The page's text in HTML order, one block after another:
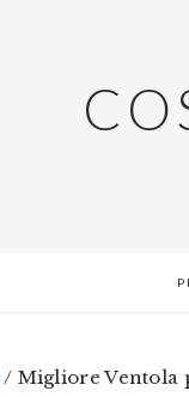
/ Migliore Ventola